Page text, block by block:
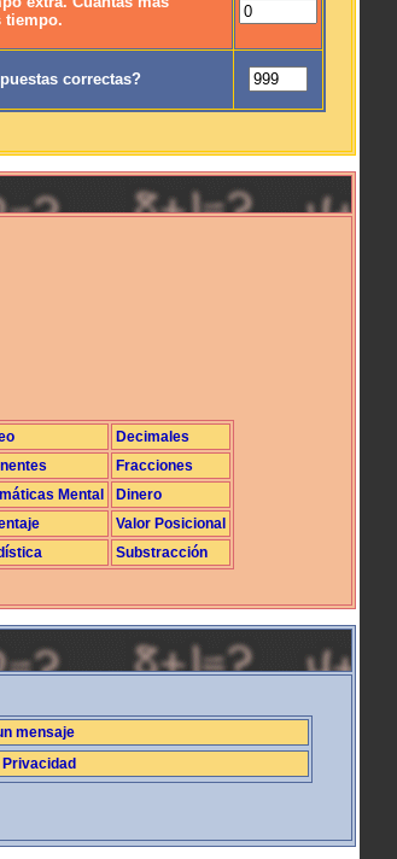
tiempo.
correctas?
Decimales
Fracciones
Mental
Dinero
Valor Posicional
Substracción
mensaje